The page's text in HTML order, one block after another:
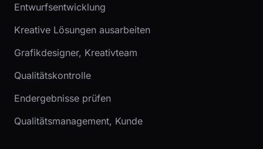
Entwurfsentwicklung
Kreative Lösungen ausarbeiten
Grafikdesigner, Kreativteam
Qualitätskontrolle
Endergebnisse prüfen
Qualitätsmanagement, Kunde